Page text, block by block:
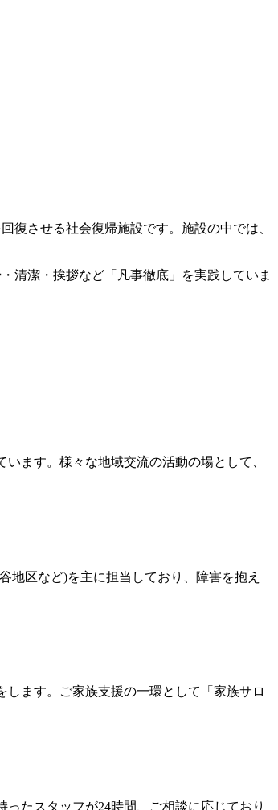
復させる社会復帰施設です。施設の中では、
清潔・挨拶など「凡事徹底」を実践していま
ます。様々な地域交流の活動の場として、
地区など)を主に担当しており、障害を抱え
ます。ご家族支援の一環として「家族サロ
たスタッフが24時間、ご相談に応じており